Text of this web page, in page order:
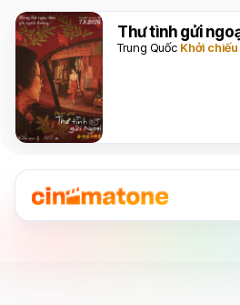
Thư tình gửi
Trung Quốc Khởi